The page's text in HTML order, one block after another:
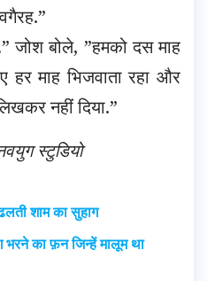
जोश बोले, ”हमको दस माह
हर माह भिजवाता रहा और
नहीं दिया.”
स्टुडियो
शाम का सुहाग
भरने का फ़न जिन्हें मालूम था